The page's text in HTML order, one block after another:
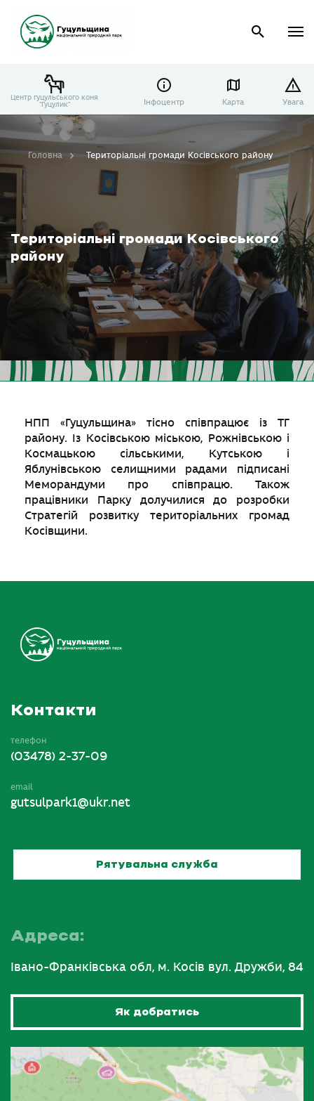
Центр гуцульського коня
"Гуцулик"
Інфоцентр Карта Увага
Територіальні громади Косівського
району
Головна Територіальні громади Косівського району
НПП «Гуцульщина» тісно співпрацює із ТГ
району. Із Косівською міською, Рожнівською і
Космацькою сільськими, Кутською і
Яблунівською селищними радами підписані
Меморандуми про співпрацю. Також
працівники Парку долучилися до розробки
Стратегій розвитку територіальних громад
Косівщини.
Контакти
телефон
(03478) 2-37-09
email
gutsulpark1@ukr.net
Рятувальна служба
Адреса:
Івано-Франківська обл, м. Косів вул. Дружби, 84
Як добратись